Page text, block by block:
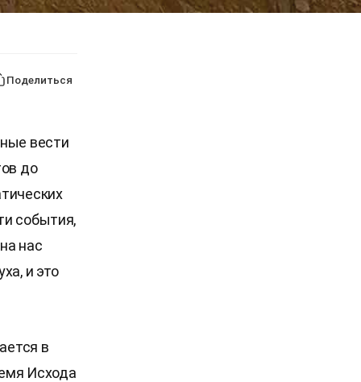
Поделиться
вести
до
события,
нас
и это
в
Исхода